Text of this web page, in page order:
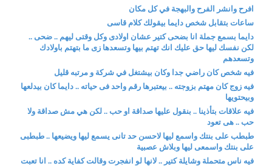
افرح وانشر الفرح والبهجة في كل مكان
ساعات بتقابل شخص دايما بيقولك كلام قاسى
دايما بسمع جملة انا بضحى كتير عشان اولادى وكل وقتى ليهم .. ضحى ..
لكن نفسك ليها حق عليك انك تهتم بيها وتسعدها زى ما بتهتم باولادك
وتسعدهم
فيه شخص كان راضي جدا وكان بيشتغل في شركة و مرتبه قليل
فيه زوج كان مهتم بزوجته .. بيعتبرها رقم واحد فى حياته .. دايما كان بيدلعها
وبيحتويها
فيه علاقات بتأذينا .. بنقول عليها صداقة او حب .. لكن هي مش صداقة ولا
حب .. هى تعود
طبطب على بنتك واسمع ليها لاحسن حد تانى يسمع ليها ويضيعها .. طبطبى
على بنتك واسمعى ليها وبلاش عصبية
فيه ناس متحملة وشايلة كتير .. لانها لو انفجرت وقالت كفاية كده .. انا تعبت